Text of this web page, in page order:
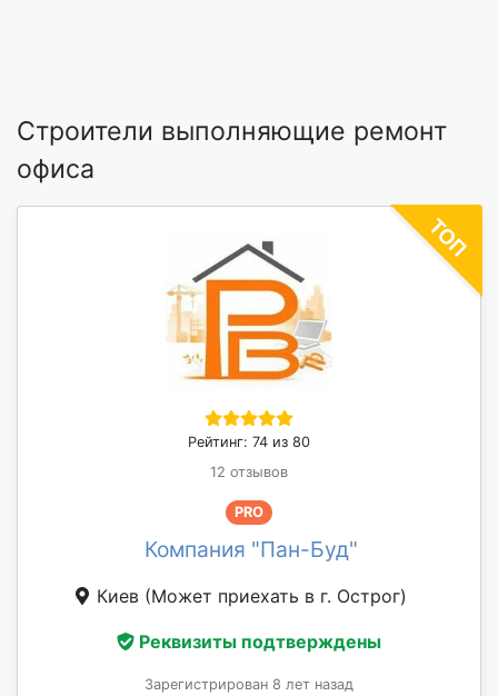
Строители выполняющие ремонт
офиса
Рейтинг: 74 из 80
12 отзывов
PRO
Компания "Пан-Буд"
Киев (Может приехать в г. Острог)
Реквизиты подтверждены
Зарегистрирован 8 лет назад